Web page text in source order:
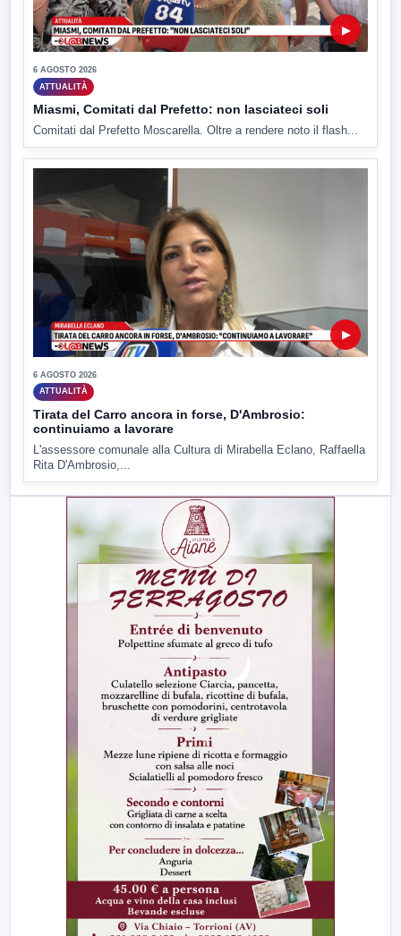
▶
6 AGOSTO 2026
ATTUALITÀ
Miasmi, Comitati dal Prefetto: non lasciateci soli
Comitati dal Prefetto Moscarella. Oltre a rendere noto il flash...
▶
6 AGOSTO 2026
ATTUALITÀ
Tirata del Carro ancora in forse, D'Ambrosio:
continuiamo a lavorare
L'assessore comunale alla Cultura di Mirabella Eclano, Raffaella
Rita D'Ambrosio,...